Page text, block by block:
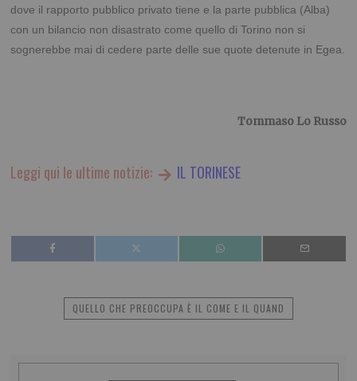
dove il rapporto pubblico privato tiene e la parte pubblica (Alba)
con un bilancio non disastrato come quello di Torino non si
sognerebbe mai di cedere parte delle sue quote detenute in Egea.
Tommaso Lo Russo
Leggi qui le ultime notizie: IL TORINESE
QUELLO CHE PREOCCUPA È IL COME E IL QUAND